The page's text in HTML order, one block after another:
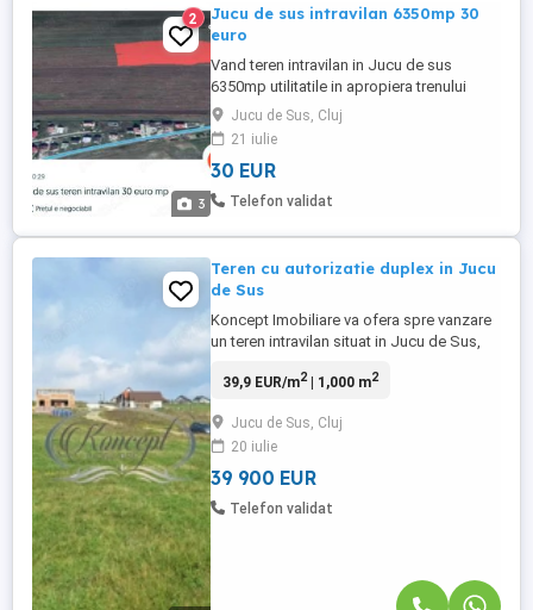
3
2
Jucu de sus intravilan 6350mp 30
euro
Vand teren intravilan in Jucu de sus
6350mp utilitatile in apropiera trenului
Jucu de Sus, Cluj
21 iulie
30 EUR
Telefon validat
Teren cu autorizatie duplex in Jucu
de Sus
Koncept Imobiliare va ofera spre vanzare
un teren intravilan situat in Jucu de Sus,
beneficiaza de acces facil si se afla intr-
armonioase si distante optime intre
constructii. Terenul dispune de autorizatie
de constructie ...
39,9 EUR/m2| 1,000 m2
Jucu de Sus, Cluj
20 iulie
39 900 EUR
Telefon validat